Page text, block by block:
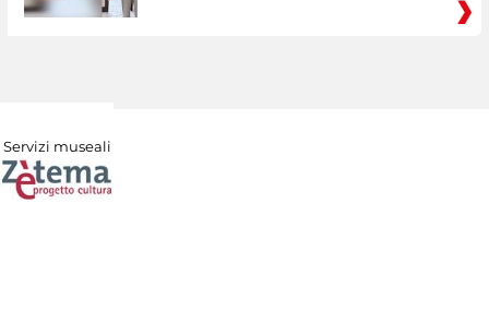
Servizi museali